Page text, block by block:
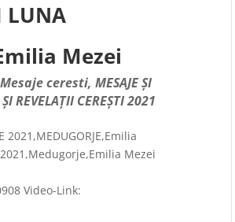
LUNA
Mezei
Mesaje ceresti,MESAJE ȘI
ȘI REVELAȚII CEREȘTI 2021
2021,MEDUGORJE,Emilia
Mezei
Video-Link: